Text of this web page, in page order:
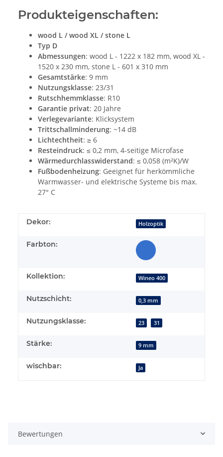
Produkteigenschaften:
wood L / wood XL / stone L
Typ D
Abmessungen: wood L - 1222 x 182 mm, wood XL -
1520 x 230 mm, stone L - 601 x 310 mm
Gesamtstärke: 9 mm
Nutzungsklasse: 23/31
Rutschhemmklasse: R10
Garantie privat: 20 Jahre
Verlegevariante: Klicksystem
Trittschallminderung: ~14 dB
Lichtechtheit: ≥ 6
Resteindruck: ≤ 0,2 mm, 4-seitige Microfase
Wärmedurchlasswiderstand: ≤ 0,058 (m²K)/W
Fußbodenheizung: Geeignet für herkömmliche
Warmwasser- und elektrische Systeme bis max.
27° C
Dekor: Holzoptik
Farbton:
Kollektion: Wineo 400
Nutzschicht: 0,3 mm
Nutzungsklasse: 23 31
Stärke: 9 mm
wischbar: Ja
Bewertungen